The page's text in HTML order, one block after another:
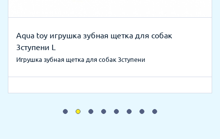
Aqua toy игрушка зубная щетка для собак
3ступени L
Игрушка зубная щетка для собак 3ступени